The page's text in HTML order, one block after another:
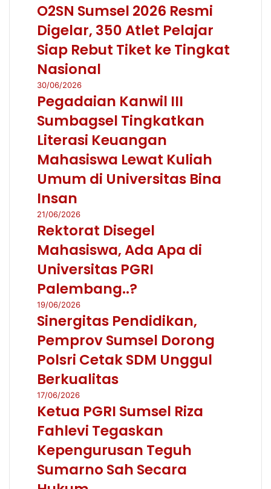
O2SN Sumsel 2026 Resmi
Digelar, 350 Atlet Pelajar
Siap Rebut Tiket ke Tingkat
Nasional
30/06/2026
Pegadaian Kanwil III
Sumbagsel Tingkatkan
Literasi Keuangan
Mahasiswa Lewat Kuliah
Umum di Universitas Bina
Insan
21/06/2026
Rektorat Disegel
Mahasiswa, Ada Apa di
Universitas PGRI
Palembang..?
19/06/2026
Sinergitas Pendidikan,
Pemprov Sumsel Dorong
Polsri Cetak SDM Unggul
Berkualitas
17/06/2026
Ketua PGRI Sumsel Riza
Fahlevi Tegaskan
Kepengurusan Teguh
Sumarno Sah Secara